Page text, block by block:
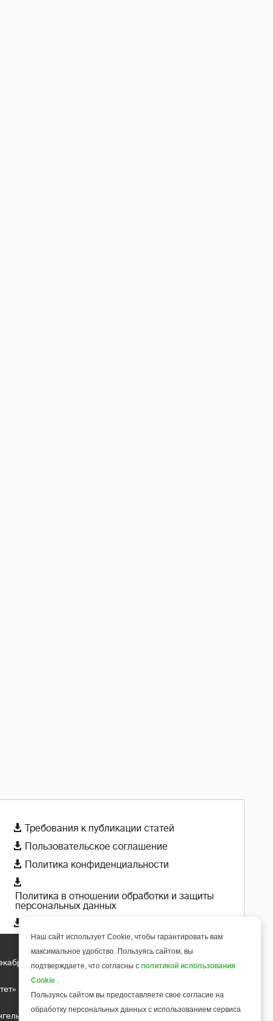
 Требования к публикации статей
 Пользовательское соглашение
 Политика конфиденциальности

Политика в отношении обработки и защиты
персональных данных

2018 года
д.10, офис 211
6+
Наш сайт использует Cookie, чтобы гарантировать вам
максимальное удобство. Пользуясь сайтом, вы
подтверждаете, что согласны с политикой использования
Cookie .
Пользуясь сайтом вы предоставляете свое согласие на
обработку персональных данных с использованием сервиса